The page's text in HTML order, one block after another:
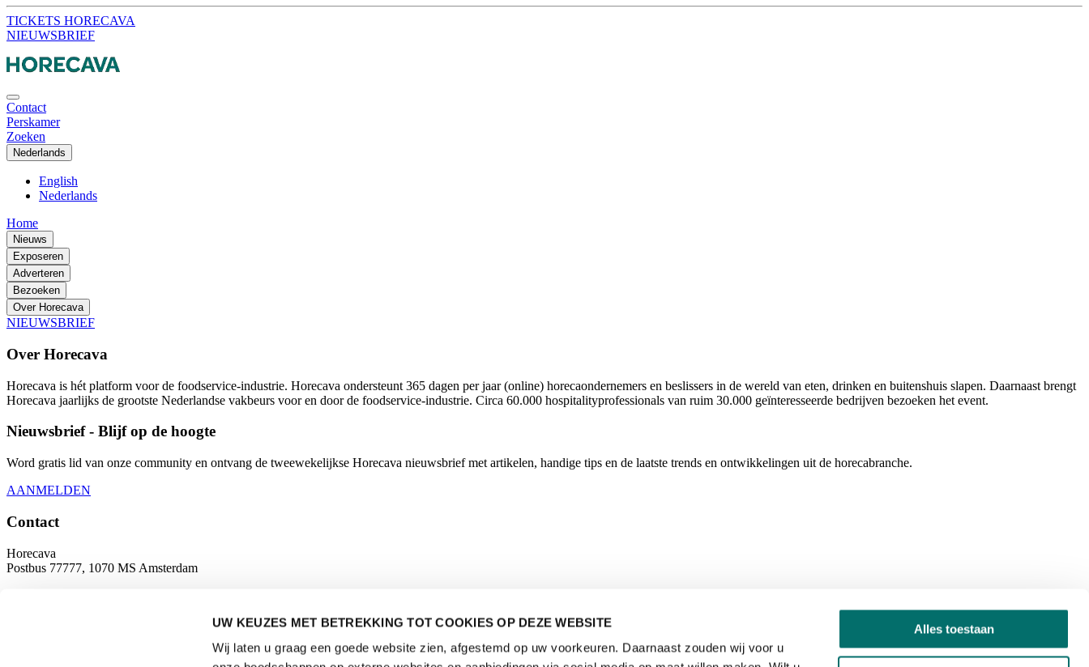
UW KEUZES MET BETREKKING TOT COOKIES OP DEZE WEBSITE
Wij laten u graag een goede website zien, afgestemd op uw voorkeuren. Daarnaast zouden wij voor u
Alles toestaan
TICKETS HORECAVA
NIEUWSBRIEF
Contact
Perskamer
Zoeken
Nederlands
English
Nederlands
Home
Nieuws
Exposeren
Adverteren
Bezoeken
Over Horecava
NIEUWSBRIEF
Over Horecava
Horecava is hét platform voor de foodservice-industrie. Horecava ondersteunt 365 dagen per jaar (online) horecaondernemers en beslissers in de wereld van eten, drinken en buitenshuis slapen. Daarnaast brengt
Horecava jaarlijks de grootste Nederlandse vakbeurs voor en door de foodservice-industrie. Circa 60.000 hospitalityprofessionals van ruim 30.000 geïnteresseerde bedrijven bezoeken het event.
Nieuwsbrief - Blijf op de hoogte
Word gratis lid van onze community en ontvang de tweewekelijkse Horecava nieuwsbrief met artikelen, handige tips en de laatste trends en ontwikkelingen uit de horecabranche.
AANMELDEN
Contact
Horecava
Postbus 77777, 1070 MS Amsterdam